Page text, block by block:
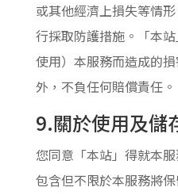
或其他經濟上損失等情
行採取防護措施。「本
使用）本服務而造成的
外，不負任何賠償責任。
9.關於使用及儲
您同意「本站」得就本
包含但不限於本服務將